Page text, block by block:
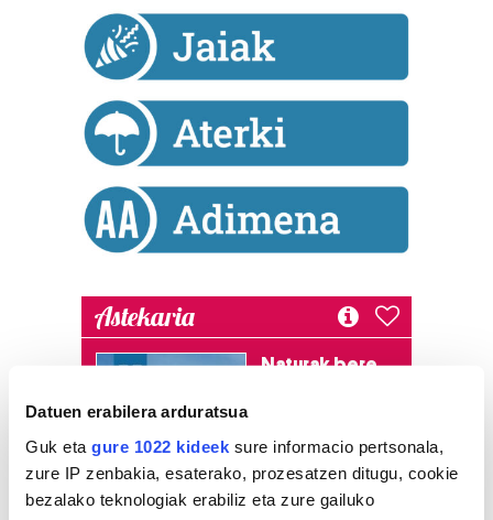
Datuen erabilera arduratsua
Guk eta gure 1022 kideek sure informacio pertsonala,
zure IP zenbakia, esaterako, prozesatzen ditugu, cookie
bezalako teknologiak erabiliz eta zure gailuko
Astekaria
Naturak bere
urtegian
2.500 zkia.